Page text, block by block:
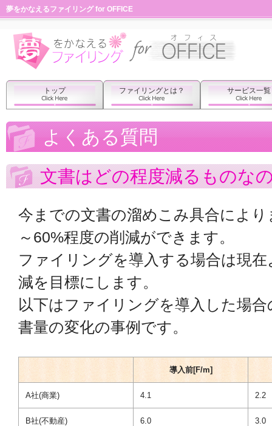
夢をかなえるファイリング for OFFICE
トップ ファイリングとは？ サービス一覧
よくある質問
文書はどの程度減るものな
今までの文書の溜めこみ具合によ
～60%程度の削減ができます。
ファイリングを導入する場合は現
減を目標にします。
以下はファイリングを導入した場
書量の変化の事例です。
導入前[F/m]
A社(商業) 4.1 2.2
B社(不動産) 6.0 3.0